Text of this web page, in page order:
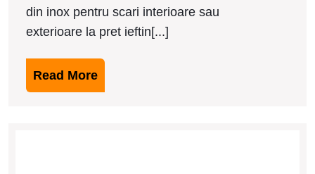
din inox pentru scari interioare sau
exterioare la pret ieftin[...]
Read MoreRead
More